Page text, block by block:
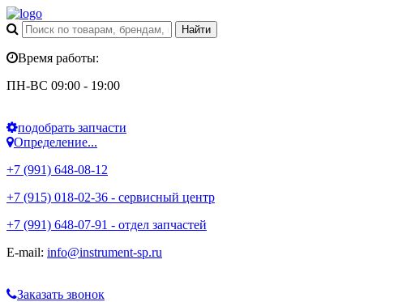
Время работы:
ПН-ВС 09:00 - 19:00
подобрать запчасти
Определение...
+7 (991) 648-08-12
+7 (915) 018-02-36 - сервисный центр
+7 (991) 648-07-91 - отдел запчастей
E-mail: info@instrument-sp.ru
Заказать звонок